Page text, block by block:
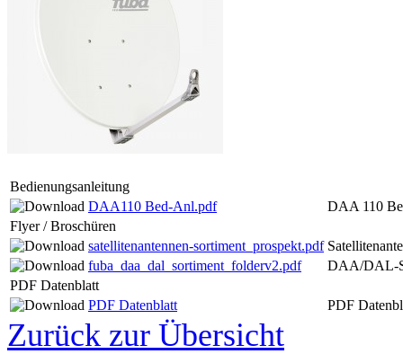
Bedienungsanleitung
DAA110 Bed-Anl.pdf
DAA 110
Flyer / Broschüren
satellitenantennen-sortiment_prospekt.pdf
fuba_daa_dal_sortiment_folderv2.pdf
DAA/DAL-
PDF Datenblatt
PDF Datenblatt
PDF
Zurück zur Übersicht